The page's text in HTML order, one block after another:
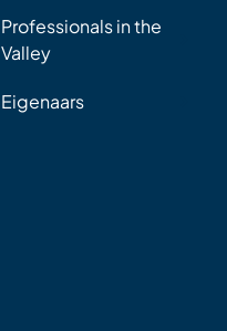
Professionals in the
Valley
Eigenaars